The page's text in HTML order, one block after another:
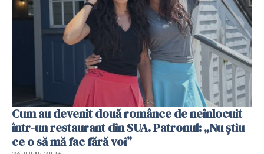
Cum au devenit două românce de neînlocuit
într-un restaurant din SUA. Patronul: „Nu știu
ce o să mă fac fără voi”